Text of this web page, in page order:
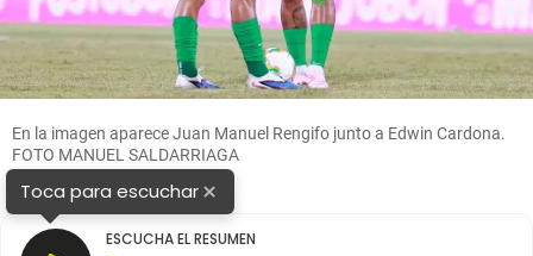
En la imagen aparece Juan Manuel Rengifo junto a Edwin Cardona.
FOTO MANUEL SALDARRIAGA
Toca para escuchar×
ESCUCHA EL RESUMEN